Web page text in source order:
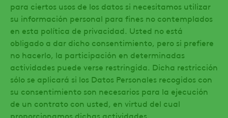
para ciertos usos de los datos si necesitamos utilizar
su información personal para fines no contemplados
en esta política de privacidad. Usted no está
obligado a dar dicho consentimiento, pero si prefiere
no hacerlo, la participación en determinadas
actividades puede verse restringida. Dicha restricción
sólo se aplicará si los Datos Personales recogidos con
su consentimiento son necesarios para la ejecución
de un contrato con usted, en virtud del cual
proporcionamos dichas actividades.